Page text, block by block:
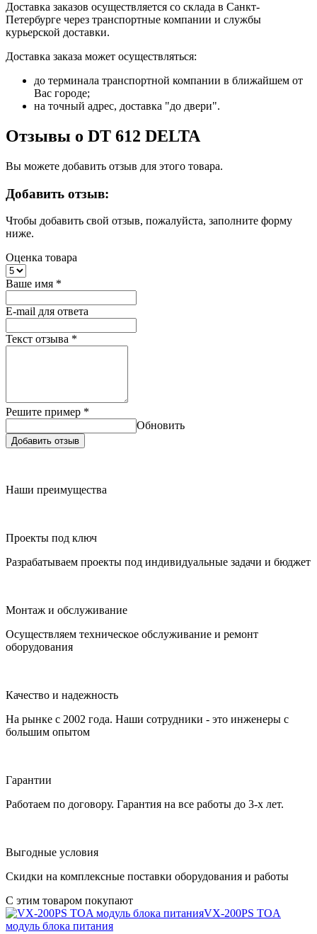
Доставка заказов осуществляется со склада в Санкт-
Петербурге через транспортные компании и службы
курьерской доставки.
Доставка заказа может осуществляться:
до терминала транспортной компании в ближайшем от
Вас городе;
на точный адрес, доставка "до двери".
Отзывы о DT 612 DELTA
Вы можете добавить отзыв для этого товара.
Добавить отзыв:
Чтобы добавить свой отзыв, пожалуйста, заполните форму
ниже.
Оценка товара
Ваше имя *
E-mail для ответа
Текст отзыва *
Решите пример *
Обновить
Добавить отзыв
Наши преимущества
Проекты под ключ
Разрабатываем проекты под индивидуальные задачи и бюджет
Монтаж и обслуживание
Осуществляем техническое обслуживание и ремонт
оборудования
Качество и надежность
На рынке с 2002 года. Наши сотрудники - это инженеры с
большим опытом
Гарантии
Работаем по договору. Гарантия на все работы до 3-х лет.
Выгодные условия
Скидки на комплексные поставки оборудования и работы
С этим товаром покупают
VX-200PS TOA
модуль блока питания